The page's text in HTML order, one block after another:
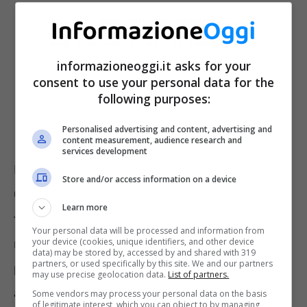
Il contributo straordinario venne attivato dal
Governo per aiutare temporaneamente le
famiglie durante la pandemia da Covid, ma
non è che passata l’emergenza sanitaria le
persone hanno ricevuto bollette più basse,
anzi:per via dei conflitti in essere e per via
informazioneoggi.it asks for your
consent to use your personal data for the
following purposes:
Personalised advertising and content, advertising and
content measurement, audience research and
services development
Store and/or access information on a device
Learn more
Your personal data will be processed and information from
your device (cookies, unique identifiers, and other device
data) may be stored by, accessed by and shared with 319
partners, or used specifically by this site. We and our partners
may use precise geolocation data. List of partners.
Some vendors may process your personal data on the basis
of legitimate interest, which you can object to by managing